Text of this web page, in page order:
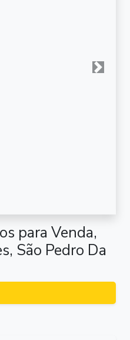
Próxima
para Venda,
São Pedro Da